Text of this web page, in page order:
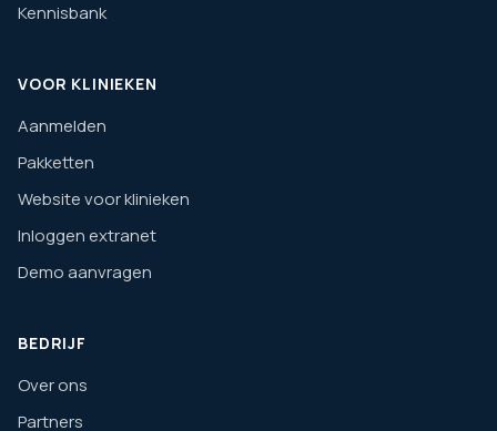
Kennisbank
VOOR KLINIEKEN
Aanmelden
Pakketten
Website voor klinieken
Inloggen extranet
Demo aanvragen
BEDRIJF
Over ons
Partners